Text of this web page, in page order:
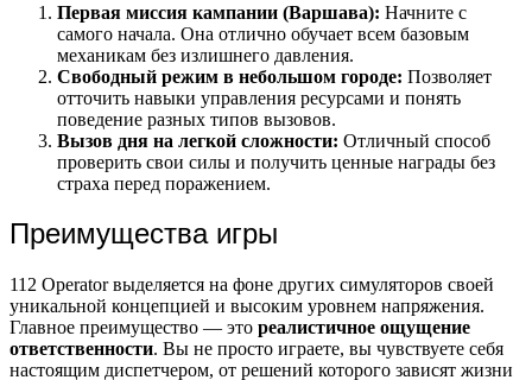
Первая миссия кампании (Варшава): Начните с
самого начала. Она отлично обучает всем базовым
механикам без излишнего давления.
Свободный режим в небольшом городе: Позволяет
отточить навыки управления ресурсами и понять
поведение разных типов вызовов.
Вызов дня на легкой сложности: Отличный способ
проверить свои силы и получить ценные награды без
страха перед поражением.
Преимущества игры
112 Operator выделяется на фоне других симуляторов своей
уникальной концепцией и высоким уровнем напряжения.
Главное преимущество — это реалистичное ощущение
ответственности. Вы не просто играете, вы чувствуете себя
настоящим диспетчером, от решений которого зависят жизни